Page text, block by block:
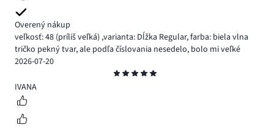
Overený nákup
veľkosť: 48 (príliš veľká) ,varianta: Dĺžka Regular,farba: biela vlna
tričko pekný tvar, ale podľa číslovania nesedelo, bolo mi veľké
2026-07-20
5
IVANA